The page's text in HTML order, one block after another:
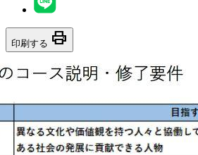
印刷する print